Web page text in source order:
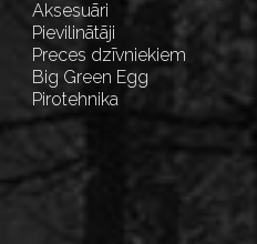
Aksesuāri
Pievilinātāji
Preces dzīvniekiem
Big Green Egg
Pirotehnika